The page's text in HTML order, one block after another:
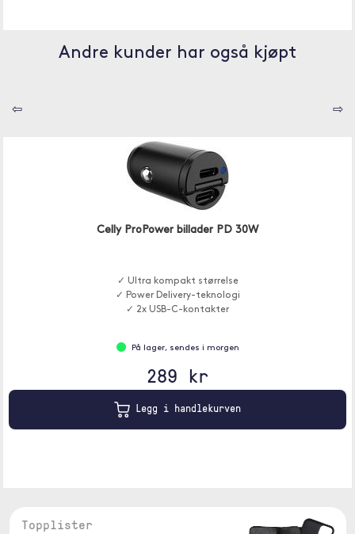
Andre kunder har også kjøpt
⇦ ⇨
Celly ProPower billader PD 30W
✓ Ultra kompakt størrelse
✓ Power Delivery-teknologi
✓ 2x USB-C-kontakter
På lager, sendes i morgen
289 kr
Legg i handlekurven
Topplister